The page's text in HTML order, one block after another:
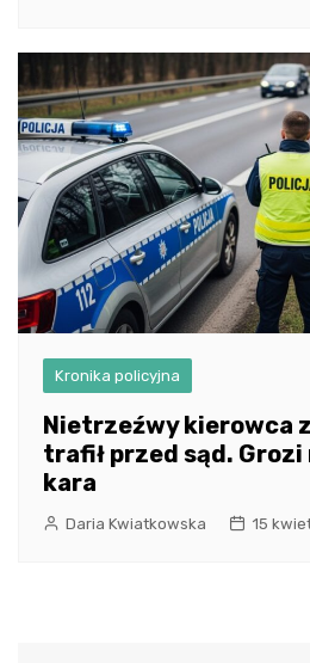
Kronika policyjna
Nietrzeźwy kierowca
trafił przed sąd. Grozi
kara
Daria Kwiatkowska 15